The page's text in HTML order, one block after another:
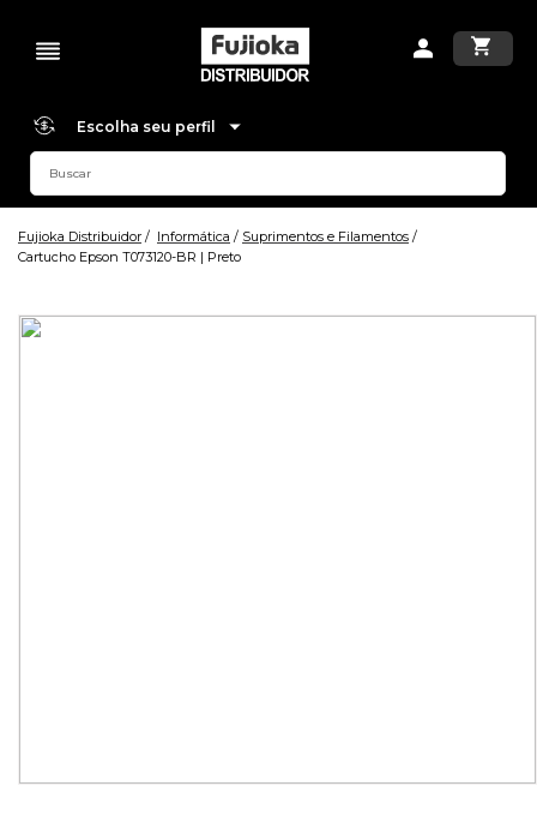
Escolha seu perfil
Fujioka Distribuidor Informática
Suprimentos e Filamentos
Cartucho Epson T073120-BR | Preto